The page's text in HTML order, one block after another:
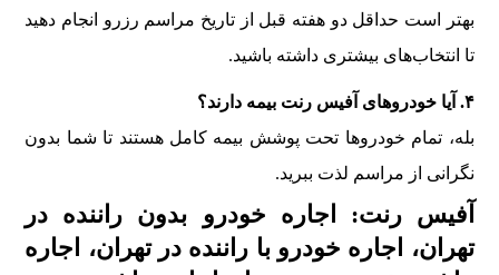
بهتر است حداقل دو هفته قبل از تاریخ مراسم رزرو انجام دهید
تا انتخاب‌های بیشتری داشته باشید.
۴. آیا خودروهای آفیس رنت بیمه دارند؟
بله، تمام خودروها تحت پوشش بیمه کامل هستند تا شما بدون
نگرانی از مراسم لذت ببرید.
آفیس رنت: اجاره خودرو بدون راننده در
تهران، اجاره خودرو با راننده در تهران، اجاره